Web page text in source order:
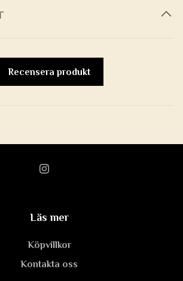
Recensera produkt
Läs mer
Köpvillkor
Kontakta oss